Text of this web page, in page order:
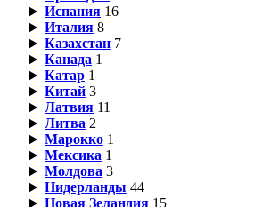
Испания 16
Италия 8
Казахстан 7
Канада 1
Катар 1
Китай 3
Латвия 11
Литва 2
Марокко 1
Мексика 1
Молдова 3
Нидерланды 44
Новая Зеландия 15